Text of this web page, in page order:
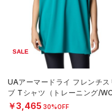
SALE
UAアーマードライ フレンチス
ブ Tシャツ（トレーニング/
N）
￥3,465 30%OFF